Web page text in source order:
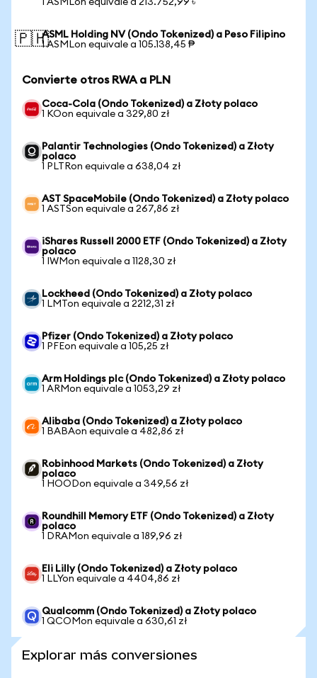
1 ASMLon equivale a 213.752,99 ৳
🇵🇭ASML Holding NV (Ondo Tokenized) a Peso Filipino
1 ASMLon equivale a 105.138,45 ₱
Convierte otros RWA a PLN
Coca-Cola (Ondo Tokenized) a Złoty polaco
1 KOon equivale a 329,80 zł
Palantir Technologies (Ondo Tokenized) a Złoty
polaco
1 PLTRon equivale a 638,04 zł
AST SpaceMobile (Ondo Tokenized) a Złoty polaco
1 ASTSon equivale a 267,86 zł
iShares Russell 2000 ETF (Ondo Tokenized) a Złoty
polaco
1 IWMon equivale a 1128,30 zł
Lockheed (Ondo Tokenized) a Złoty polaco
1 LMTon equivale a 2212,31 zł
Pfizer (Ondo Tokenized) a Złoty polaco
1 PFEon equivale a 105,25 zł
Arm Holdings plc (Ondo Tokenized) a Złoty polaco
1 ARMon equivale a 1053,29 zł
Alibaba (Ondo Tokenized) a Złoty polaco
1 BABAon equivale a 482,86 zł
Robinhood Markets (Ondo Tokenized) a Złoty
polaco
1 HOODon equivale a 349,56 zł
Roundhill Memory ETF (Ondo Tokenized) a Złoty
polaco
1 DRAMon equivale a 189,96 zł
Eli Lilly (Ondo Tokenized) a Złoty polaco
1 LLYon equivale a 4404,86 zł
Qualcomm (Ondo Tokenized) a Złoty polaco
1 QCOMon equivale a 630,61 zł
Explorar más conversiones